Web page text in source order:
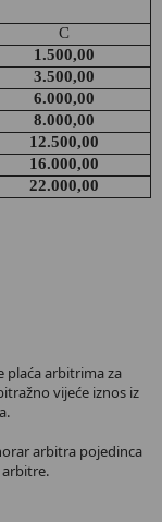
C
1.500,00
3.500,00
6.000,00
8.000,00
12.500,00
16.000,00
22.000,00
plaća arbitrima za
vijeće iznos iz
arbitra pojedinca
arbitre.